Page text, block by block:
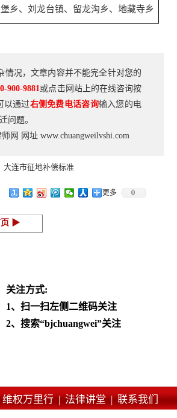
乡、刘龙台镇、留龙沟乡、地藏寺乡
情况，文章内容并不能完全针对您的
900-9881或点击网站上的在线咨询按
以通过右侧免费电话咨询输入您的电
问题。
网 网址 www.chuangweilvshi.com
大连市征地补偿标准
更多 0
页 ▶
关注方式:
1、扫一扫左侧二维码关注
2、搜索“bjchuangwei”关注
维权万里行 |法律讲堂 |联系我们